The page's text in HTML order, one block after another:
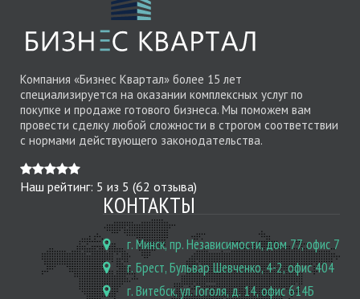
Компания «Бизнес Квартал» более 15 лет
специализируется на оказании комплексных услуг по
покупке и продаже готового бизнеса. Мы поможем вам
провести сделку любой сложности в строгом соответствии
с нормами действующего законодательства.
Наш рейтинг: 5 из 5 (62 отзыва)
КОНТАКТЫ
г. Минск, пр. Независимости, дом 77, офис 7
г. Брест, Бульвар Шевченко, 4-2, офис 404
г. Витебск, ул. Гоголя, д. 14, офис 614Б